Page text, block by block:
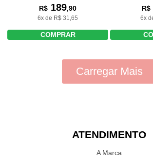
R$ 189,90
6x de R$ 31,65
COMPRAR
R$
6x
Carregar Mais
ATENDIMENTO
A Marca